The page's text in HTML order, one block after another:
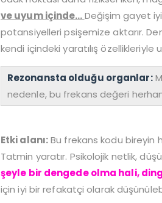
ve uyum içinde…Değişim gayet
potansiyelleri psişemize aktarır.
kendi içindeki yaratılış
Rezonansta olduğu organlar:
nedenle, bu frekans değeri
Etki alanı:Bu frekans kodu bireyin
Tatmin yaratır. Psikolojik netlik,
şeyle bir dengede olma hali,
için iyi bir refakatçi olarak